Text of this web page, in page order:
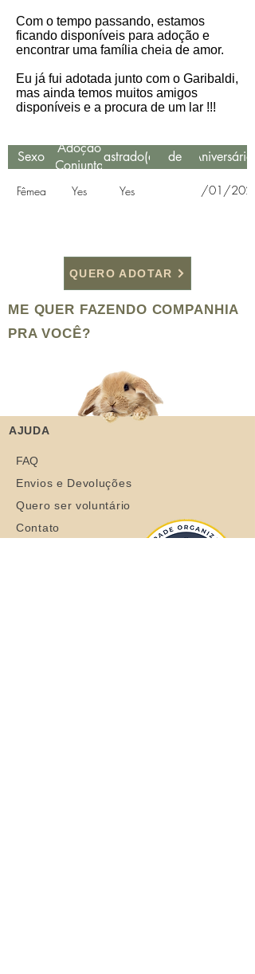
Com o tempo passando, estamos
ficando disponíveis para adoção e
encontrar uma família cheia de amor.
Eu já fui adotada junto com o Garibaldi,
mas ainda temos muitos amigos
disponíveis e a procura de um lar !!!
Sexo
Adoção
Conjunta
Castrado(a)
de
Resgate
Aniversário
Fêmea Yes Yes 11/01/2021
QUERO ADOTAR
ME QUER FAZENDO COMPANHIA
PRA VOCÊ?
AJUDA
FAQ
Envios e Devoluções
Quero ser voluntário
Contato